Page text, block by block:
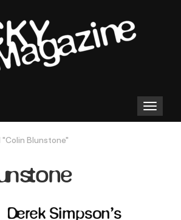
Toggle
navigation
Blunstone"
Derek Simpson’s